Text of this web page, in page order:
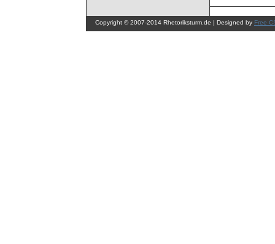
Copyright © 2007-2014 Rhetoriksturm.de | Designed by Free